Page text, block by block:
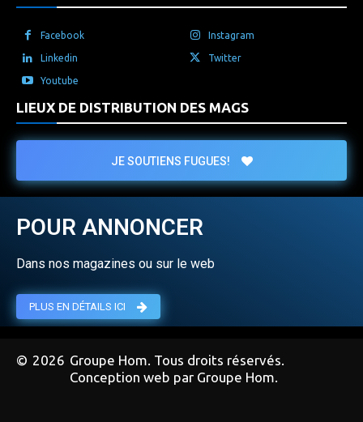
Facebook Instagram
Linkedin Twitter
Youtube
LIEUX DE DISTRIBUTION DES MAGS
JE SOUTIENS FUGUES!
POUR ANNONCER
Dans nos magazines ou sur le web
PLUS EN DÉTAILS ICI
© 2026 Groupe Hom. Tous droits réservés.
Conception web par Groupe Hom.